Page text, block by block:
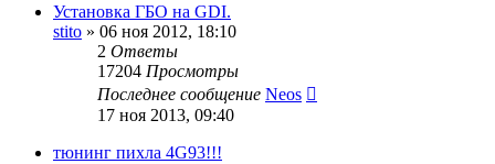
Установка ГБО на GDI.
stito » 06 ноя 2012, 18:10
2 Ответы
17204 Просмотры
Последнее сообщение Neos
17 ноя 2013, 09:40
тюнинг пихла 4G93!!!